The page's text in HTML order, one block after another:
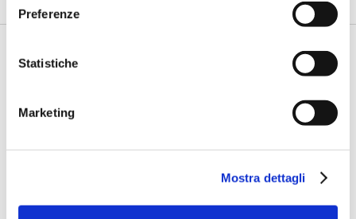
Preferenze
Statistiche
Marketing
Mostra dettagli
IL SALONE DEI PAGAMENTI 2018